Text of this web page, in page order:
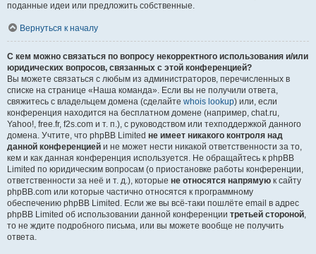
поданные идеи или предложить собственные.
Вернуться к началу
С кем можно связаться по вопросу некорректного использования и/или
юридических вопросов, связанных с этой конференцией?
Вы можете связаться с любым из администраторов, перечисленных в
списке на странице «Наша команда». Если вы не получили ответа,
свяжитесь с владельцем домена (сделайте whois lookup) или, если
конференция находится на бесплатном домене (например, chat.ru,
Yahoo!, free.fr, f2s.com и т. п.), с руководством или техподдержкой данного
домена. Учтите, что phpBB Limited не имеет никакого контроля над
данной конференцией и не может нести никакой ответственности за то,
кем и как данная конференция используется. Не обращайтесь к phpBB
Limited по юридическим вопросам (о приостановке работы конференции,
ответственности за неё и т. д.), которые не относятся напрямую к сайту
phpBB.com или которые частично относятся к программному
обеспечению phpBB Limited. Если же вы всё-таки пошлёте email в адрес
phpBB Limited об использовании данной конференции третьей стороной,
то не ждите подробного письма, или вы можете вообще не получить
ответа.